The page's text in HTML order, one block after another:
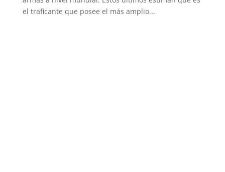
el traficante que posee el más amplio...